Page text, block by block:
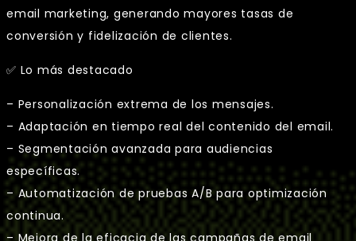
email marketing, generando mayores tasas de
conversión y fidelización de clientes.
✅ Lo más destacado
– Personalización extrema de los mensajes.
– Adaptación en tiempo real del contenido del email.
– Segmentación avanzada para audiencias
específicas.
– Automatización de pruebas A/B para optimización
continua.
– Mejora de la eficacia de las campañas de email